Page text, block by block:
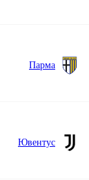
Парма
Ювентус